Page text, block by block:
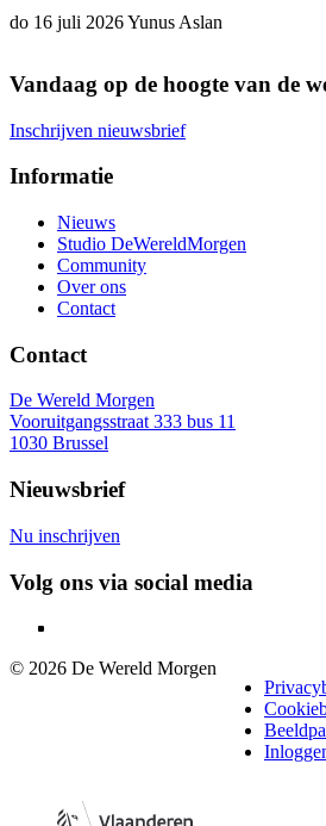
do 16 juli 2026Yunus Aslan
Vandaag op de hoogte van de
Inschrijven nieuwsbrief
Informatie
Voet
Nieuws
Studio DeWereldMorgen
Community
Over ons
Contact
Contact
De Wereld Morgen
Vooruitgangsstraat 333 bus 11
1030 Brussel
Nieuwsbrief
Nu inschrijven
Volg ons via social media
© 2026 De Wereld Morgen
Legaal